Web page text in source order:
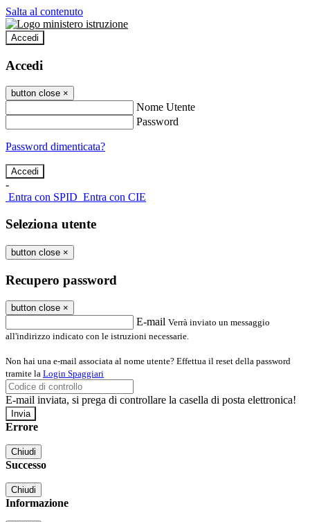
Salta al contenuto
Accedi
Accedi
button close ×
Nome Utente
Password
Password dimenticata?
-
Entra con SPID Entra con CIE
Seleziona utente
button close ×
Recupero password
button close ×
E-mail Verrà inviato un messaggio
all'indirizzo indicato con le istruzioni necessarie.
Non hai una e-mail associata al nome utente? Effettua il reset della password
tramite la Login Spaggiari
E-mail inviata, si prega di controllare la casella di posta elettronica!
Errore
Chiudi
Successo
Chiudi
Informazione